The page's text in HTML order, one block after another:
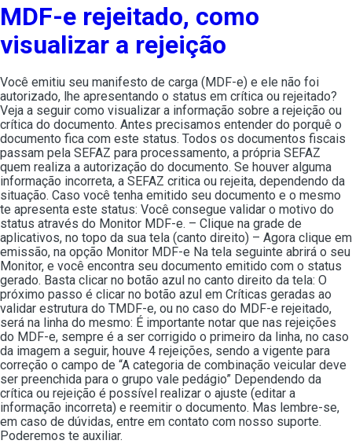
MDF-e rejeitado, como
visualizar a rejeição
Você emitiu seu manifesto de carga (MDF-e) e ele não foi
autorizado, lhe apresentando o status em crítica ou rejeitado?
Veja a seguir como visualizar a informação sobre a rejeição ou
crítica do documento. Antes precisamos entender do porquê o
documento fica com este status. Todos os documentos fiscais
passam pela SEFAZ para processamento, a própria SEFAZ
quem realiza a autorização do documento. Se houver alguma
informação incorreta, a SEFAZ critica ou rejeita, dependendo da
situação. Caso você tenha emitido seu documento e o mesmo
te apresenta este status: Você consegue validar o motivo do
status através do Monitor MDF-e. – Clique na grade de
aplicativos, no topo da sua tela (canto direito) – Agora clique em
emissão, na opção Monitor MDF-e Na tela seguinte abrirá o seu
Monitor, e você encontra seu documento emitido com o status
gerado. Basta clicar no botão azul no canto direito da tela: O
próximo passo é clicar no botão azul em Críticas geradas ao
validar estrutura do TMDF-e, ou no caso do MDF-e rejeitado,
será na linha do mesmo: É importante notar que nas rejeições
do MDF-e, sempre é a ser corrigido o primeiro da linha, no caso
da imagem a seguir, houve 4 rejeições, sendo a vigente para
correção o campo de “A categoria de combinação veicular deve
ser preenchida para o grupo vale pedágio” Dependendo da
crítica ou rejeição é possível realizar o ajuste (editar a
informação incorreta) e reemitir o documento. Mas lembre-se,
em caso de dúvidas, entre em contato com nosso suporte.
Poderemos te auxiliar.